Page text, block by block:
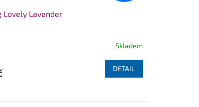
Lovely Lavender
Skladem
DETAIL